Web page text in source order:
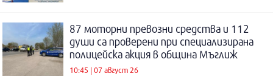
87 моторни превозни средства и 112
души са проверени при специализирана
полицейска акция в община Мъглиж
10:45 | 07 август 26